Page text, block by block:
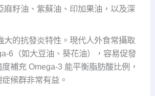
麻籽油、紫蘇油、印加果油，以及深
大的抗發炎特性。現代人外食常攝取
6（如大豆油、葵花油），容易促發
補充 Omega-3 能平衡脂肪酸比例，
候群非常有益。